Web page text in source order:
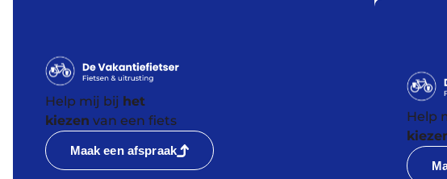
Help mij bij het
kiezen van een fiets
Maak een afspraak
Help